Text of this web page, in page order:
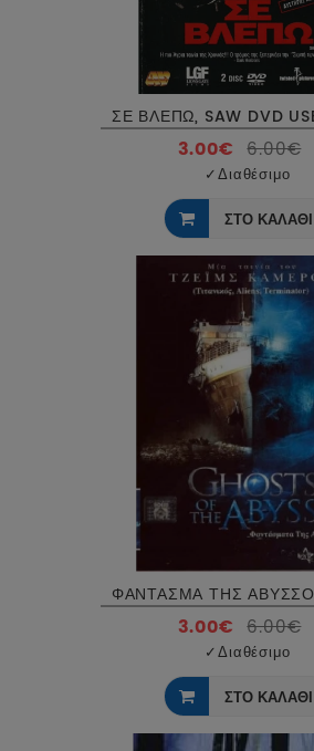
3.00€ 6.00€
✓Διαθέσιμο
ΣΤΟ ΚΑΛΑΘΙ
3.00€ 6.00€
✓Διαθέσιμο
ΣΤΟ ΚΑΛΑΘΙ